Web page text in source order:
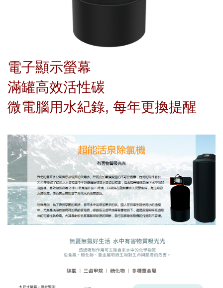
電子顯示螢幕
滿罐高效活性碳
微電腦用水紀錄, 每年更換提醒